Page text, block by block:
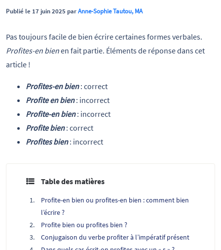
Publié le 17 juin 2025 parAnne-Sophie Tautou, MA
Pas toujours facile de bien écrire certaines formes verbales.
Profites-en bienen fait partie. Éléments de réponse dans cet
article !
Profites-en bien: correct
Profite en bien: incorrect
Profite-en bien: incorrect
Profite bien: correct
Profites bien: incorrect
Table des matières
Profite-en bien ou profites-en bien : comment bien
l’écrire ?
Profite bien ou profites bien ?
Conjugaison du verbe profiter à l’impératif présent